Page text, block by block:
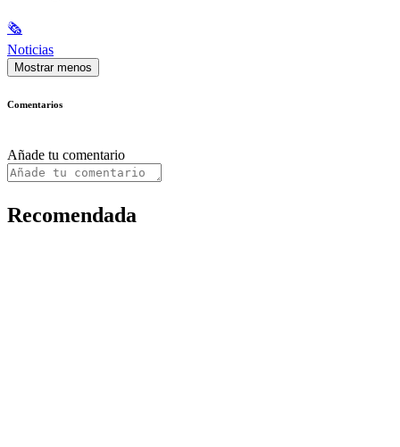
🗞
Noticias
Mostrar menos
Comentarios
Añade tu comentario
Recomendada